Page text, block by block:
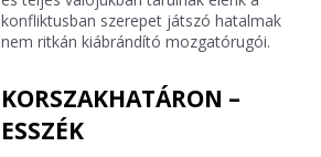
konfliktusban szerepet játszó hatalmak
nem ritkán kiábrándító mozgatórugói.
KORSZAKHATÁRON –
ESSZÉK